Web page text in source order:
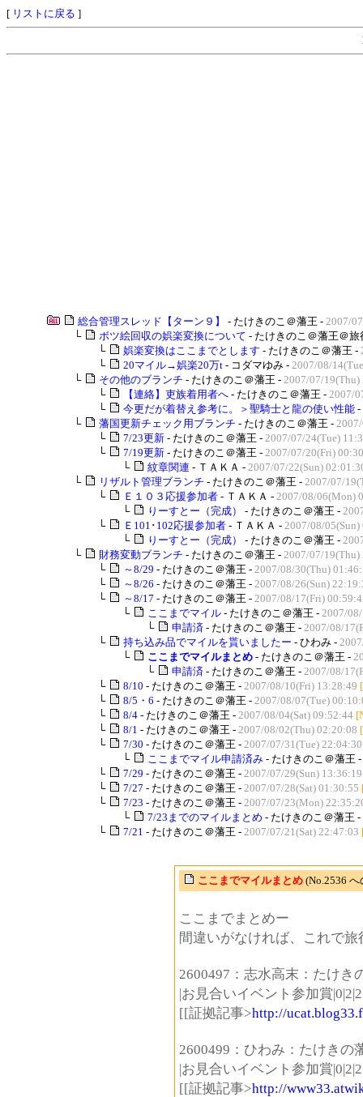
[ リストに戻る ]
総合管理スレッド【ターン９】 - たけきのこ＠藩王 - 2007/
└
ボツ絵回収の娯楽変換について - たけきのこ＠藩王＠
└
娯楽変換はここまでとします - たけきのこ＠藩王 -
└
20マイル→娯楽20万t - コダマゆみ - 2007/08/
└
その他のブランチ - たけきのこ＠藩王 - 2007/07/19(Thu)
└
【連絡】吏族着用者へ - たけきのこ＠藩王 - 2007/
└
今更だが着替え参考に。＞聖騎士と龍の使い性能 -
└
藩国更新チェック用ブランチ - たけきのこ＠藩王 -
└
7/23更新 - たけきのこ＠藩王 - 2007/07/24(Tue)
└
7/19更新 - たけきのこ＠藩王 - 2007/07/20(Fri)
└
紋章関連 - ＴＡＫＡ - 2007/07/22(Sun)
└
リザルト管理ブランチ - たけきのこ＠藩王 - 2007/07/
└
Ｅ１０３応援参加者 - ＴＡＫＡ - 2007/08/06(Mon)
└
りーすとー（完成） - たけきのこ＠藩王 -
└
Ｅ101･102応援参加者 - ＴＡＫＡ - 2007/08/
└
りーすとー（完成） - たけきのこ＠藩王 -
└
財務変動ブランチ - たけきのこ＠藩王 - 2007/07/19(Thu)
└
～8/29 - たけきのこ＠藩王 - 2007/08/30(Thu)
└
～8/26 - たけきのこ＠藩王 - 2007/08/26(Sun)
└
～8/17 - たけきのこ＠藩王 - 2007/08/17(Fri)
└
ここまでマイル - たけきのこ＠藩王 - 2007/
└
申請済 - たけきのこ＠藩王 - 2007/08/
└
持ち込み品でマイルを貰いましたー - ひわみ -
└
ここまでマイルまとめ - たけきのこ＠藩王 -
└
申請済 - たけきのこ＠藩王 - 2007/08/
└
8/10 - たけきのこ＠藩王 - 2007/08/10(Fri) 13:28:49
└
8/5・6 - たけきのこ＠藩王 - 2007/08/07(Tue)
└
8/4 - たけきのこ＠藩王 - 2007/08/04(Sat) 09:52:44
└
8/1 - たけきのこ＠藩王 - 2007/08/02(Thu) 02:20:08
└
7/30 - たけきのこ＠藩王 - 2007/07/31(Tue) 22:04:30
└
ここまでマイル申請済み - たけきのこ＠藩王 -
└
7/29 - たけきのこ＠藩王 - 2007/07/29(Sun) 13:36:19
└
7/27 - たけきのこ＠藩王 - 2007/07/28(Sat) 01:30:55
└
7/23 - たけきのこ＠藩王 - 2007/07/23(Mon)
└
7/23までのマイルまとめ - たけきのこ＠藩王 -
└
7/21 - たけきのこ＠藩王 - 2007/07/21(Sat) 22:47:03
ここまでマイルまとめ (No.2536
ここまでまとめー
間違いがなければ、これで
2600497：志水高末：たけき
|お見合いイベント参加賞
[[証拠記事>http://
2600499：ひわみ：たけきの
|お見合いイベント参加賞
[[証拠記事>http://